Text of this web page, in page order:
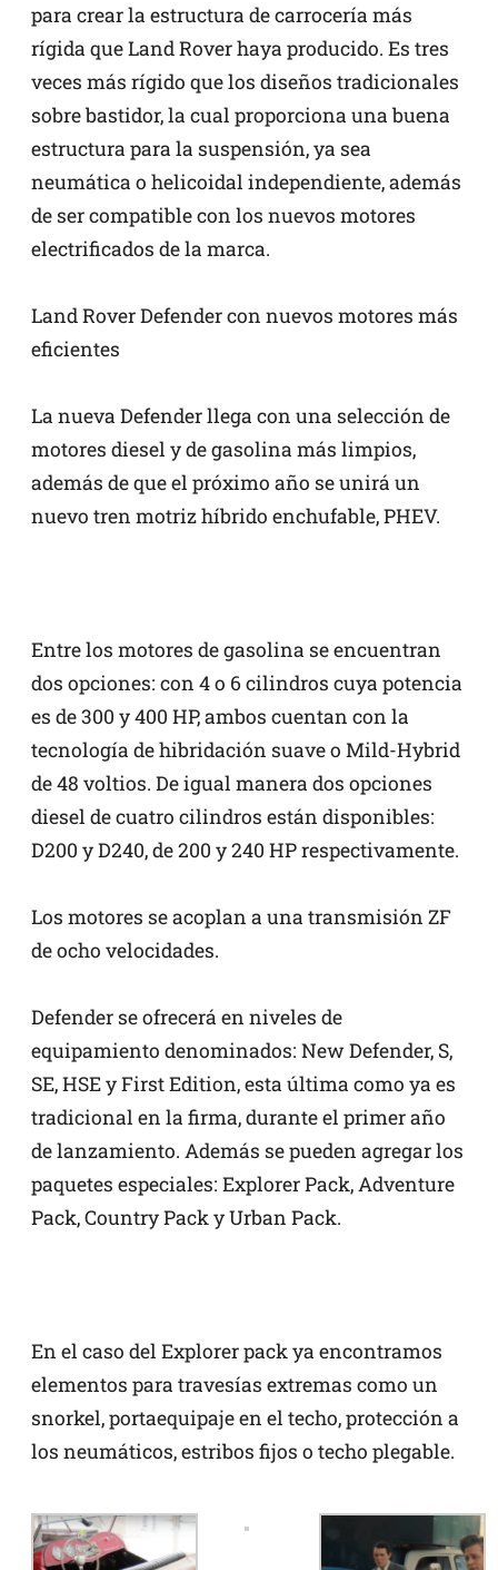
para crear la estructura de carrocería más
rígida que Land Rover haya producido. Es tres
veces más rígido que los diseños tradicionales
sobre bastidor, la cual proporciona una buena
estructura para la suspensión, ya sea
neumática o helicoidal independiente, además
de ser compatible con los nuevos motores
electrificados de la marca.
Land Rover Defender con nuevos motores más
eficientes
La nueva Defender llega con una selección de
motores diesel y de gasolina más limpios,
además de que el próximo año se unirá un
nuevo tren motriz híbrido enchufable, PHEV.
Entre los motores de gasolina se encuentran
dos opciones: con 4 o 6 cilindros cuya potencia
es de 300 y 400 HP, ambos cuentan con la
tecnología de hibridación suave o Mild-Hybrid
de 48 voltios. De igual manera dos opciones
diesel de cuatro cilindros están disponibles:
D200 y D240, de 200 y 240 HP respectivamente.
Los motores se acoplan a una transmisión ZF
de ocho velocidades.
Defender se ofrecerá en niveles de
equipamiento denominados: New Defender, S,
SE, HSE y First Edition, esta última como ya es
tradicional en la firma, durante el primer año
de lanzamiento. Además se pueden agregar los
paquetes especiales: Explorer Pack, Adventure
Pack, Country Pack y Urban Pack.
En el caso del Explorer pack ya encontramos
elementos para travesías extremas como un
snorkel, portaequipaje en el techo, protección a
los neumáticos, estribos fijos o techo plegable.